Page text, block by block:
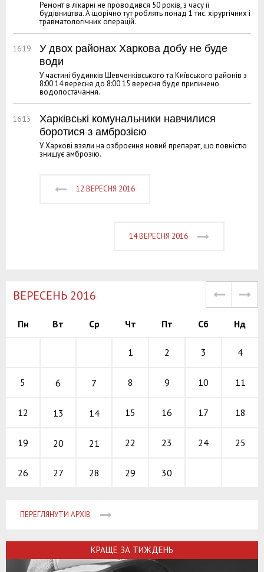
Ремонт в лікарні не проводився 50 років, з часу її
будівництва. А щорічно тут роблять понад 1 тис. хірургічних і
травматологічних операцій.
16:19
У двох районах Харкова добу не буде
води
У частині будинків Шевченківського та Київського районів з
8:00 14 вересня до 8:00 15 вересня буде припинено
водопостачання.
16:15
Харківські комунальники навчилися
боротися з амброзією
У Харкові взяли на озброєння новий препарат, що повністю
знищує амброзію.
12 ВЕРЕСНЯ 2016
14 ВЕРЕСНЯ 2016
ВЕРЕСЕНЬ 2016
Пн Вт Ср Чт Пт Сб Нд
1 2 3 4
5 6 7 8 9 10 11
12 13 14 15 16 17 18
19 20 21 22 23 24 25
26 27 28 29 30
ПЕРЕГЛЯНУТИ АРХІВ
КРАЩЕ ЗА ТИЖДЕНЬ